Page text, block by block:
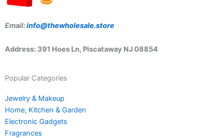
Email:info@thewholesale.store
Address: 391 Hoes Ln, Piscataway NJ 08854
Popular Categories
Jewelry & Makeup
Home, Kitchen & Garden
Electronic Gadgets
Fragrances